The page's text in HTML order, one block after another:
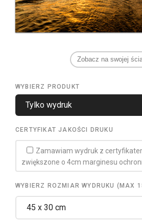
Zobacz na swojej
WYBIERZ PRODUKT
CERTYFIKAT JAKOŚCI DRUKU
Zamawiam wydruk z
zwiększone o 4cm marginesu
WYBIERZ ROZMIAR WYDRUKU (MAX